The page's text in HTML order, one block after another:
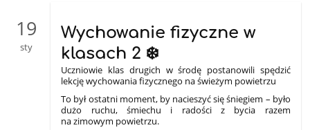
19
sty
Wychowanie fizyczne w
klasach 2 ❄️
Uczniowie klas drugich w środę postanowili spędzić
lekcję wychowania fizycznego na świeżym powietrzu
To był ostatni moment, by nacieszyć się śniegiem – było
dużo ruchu, śmiechu i radości z bycia razem
na zimowym powietrzu.